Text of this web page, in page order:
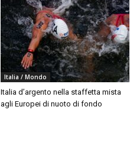
Italia / Mondo
Italia d’argento nella staffetta mista
agli Europei di nuoto di fondo